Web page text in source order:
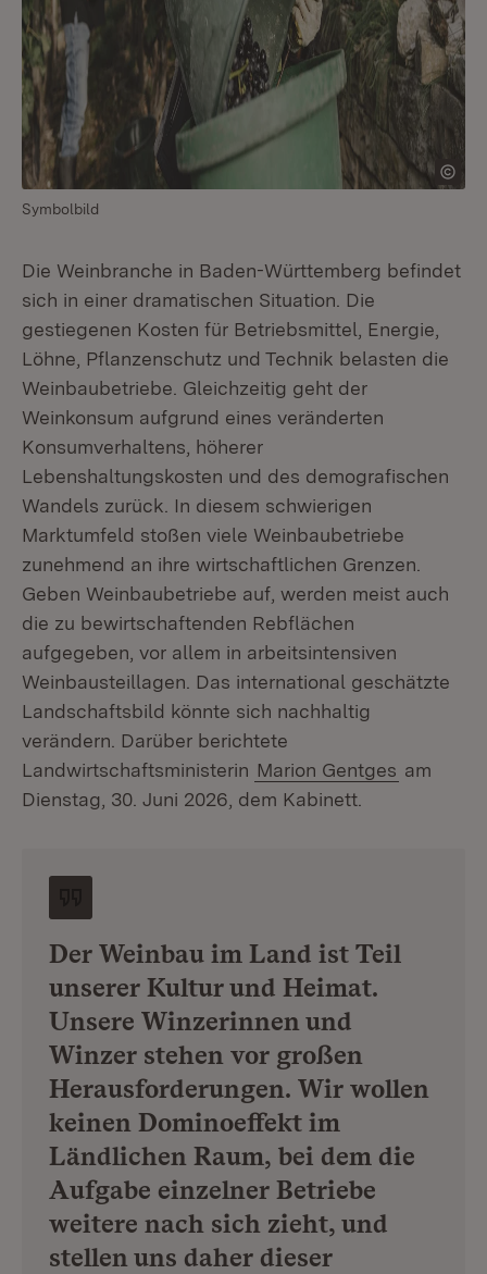
Symbolbild
Die Weinbranche in Baden-Württemberg befindet
sich in einer dramatischen Situation. Die
gestiegenen Kosten für Betriebsmittel, Energie,
Löhne, Pflanzenschutz und Technik belasten die
Weinbaubetriebe. Gleichzeitig geht der
Weinkonsum aufgrund eines veränderten
Konsumverhaltens, höherer
Lebenshaltungskosten und des demografischen
Wandels zurück. In diesem schwierigen
Marktumfeld stoßen viele Weinbaubetriebe
zunehmend an ihre wirtschaftlichen Grenzen.
Geben Weinbaubetriebe auf, werden meist auch
die zu bewirtschaftenden Rebflächen
aufgegeben, vor allem in arbeitsintensiven
Weinbausteillagen. Das international geschätzte
Landschaftsbild könnte sich nachhaltig
verändern. Darüber berichtete
Landwirtschaftsministerin Marion Gentges am
Dienstag, 30. Juni 2026, dem Kabinett.
Der Weinbau im Land ist Teil
unserer Kultur und Heimat.
Unsere Winzerinnen und
Winzer stehen vor großen
Herausforderungen. Wir wollen
keinen Dominoeffekt im
Ländlichen Raum, bei dem die
Aufgabe einzelner Betriebe
weitere nach sich zieht, und
stellen uns daher dieser